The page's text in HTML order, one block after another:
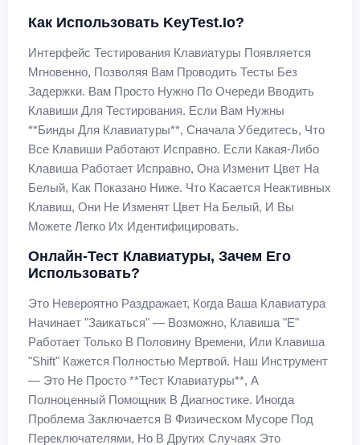
Как Использовать KeyTest.io?
Интерфейс Тестирования Клавиатуры Появляется
Мгновенно, Позволяя Вам Проводить Тесты Без
Задержки. Вам Просто Нужно По Очереди Вводить
Клавиши Для Тестирования. Если Вам Нужны
**бинды Для Клавиатуры**, Сначала Убедитесь, Что
Все Клавиши Работают Исправно. Если Какая-Либо
Клавиша Работает Исправно, Она Изменит Цвет На
Белый, Как Показано Ниже. Что Касается Неактивных
Клавиш, Они Не Изменят Цвет На Белый, И Вы
Можете Легко Их Идентифицировать.
Онлайн-Тест Клавиатуры, Зачем Его
Использовать?
Это Невероятно Раздражает, Когда Ваша Клавиатура
Начинает "заикаться" — Возможно, Клавиша "E"
Работает Только В Половину Времени, Или Клавиша
"Shift" Кажется Полностью Мертвой. Наш Инструмент
— Это Не Просто **тест Клавиатуры**, А
Полноценный Помощник В Диагностике. Иногда
Проблема Заключается В Физическом Мусоре Под
Переключателями, Но В Других Случаях Это